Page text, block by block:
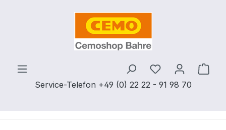
Zum Hauptinhalt springen
Service-Telefon +49 (0) 22 22 - 91 98 70
Du hast 0